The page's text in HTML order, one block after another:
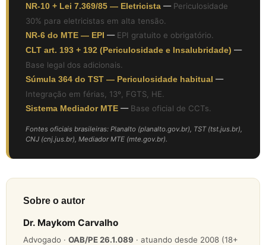
NR-10 + Lei 7.369/85 — Eletricista — Periculosidade
30% para eletricistas em alta tensão.
NR-6 do MTE — EPI — EPI gratuito e obrigatório.
CLT art. 193 + 192 (Periculosidade e Insalubridade) —
Base legal dos adicionais.
Súmula 364 do TST — Periculosidade habitual —
Integração em férias, 13º, FGTS, HE.
Sistema Mediador MTE — Base oficial de CCTs.
Fontes oficiais brasileiras: Planalto (planalto.gov.br), TST (tst.jus.br),
CNJ (cnj.jus.br), Mediador MTE (mte.gov.br).
Sobre o autor
Dr. Maykom Carvalho
Advogado · OAB/PE 26.1.089 · atuando desde 2008 (18+